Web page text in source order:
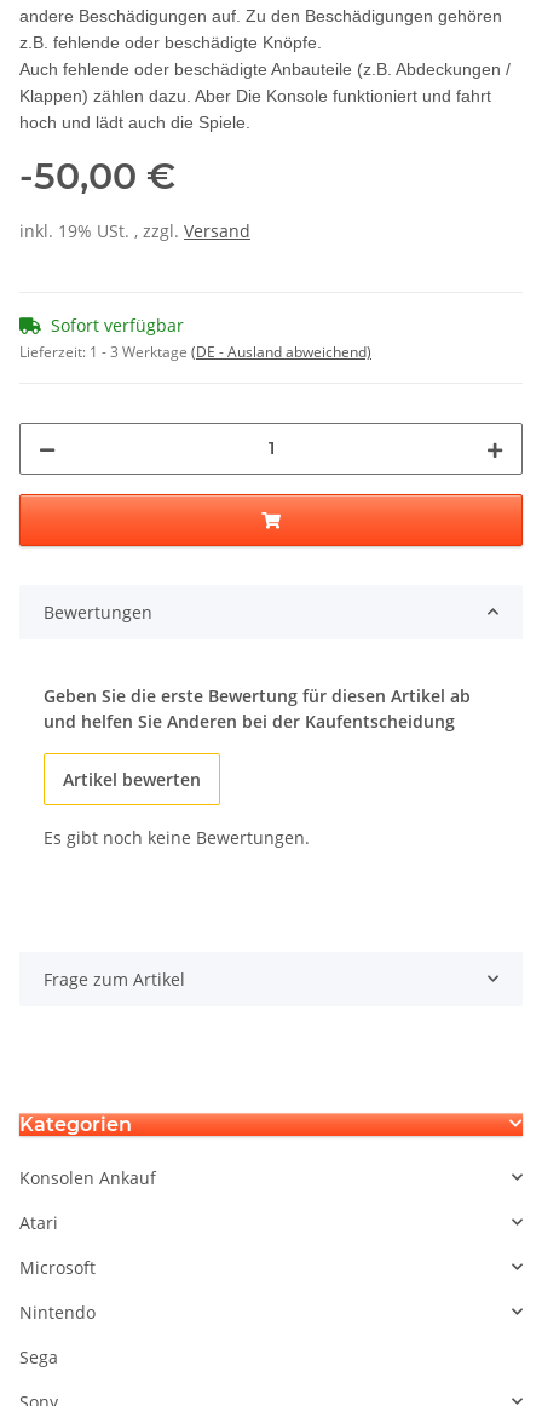
andere Beschädigungen auf. Zu den Beschädigungen gehören
z.B. fehlende oder beschädigte Knöpfe.
Auch fehlende oder beschädigte Anbauteile (z.B. Abdeckungen /
Klappen) zählen dazu. Aber Die Konsole funktioniert und fahrt
hoch und lädt auch die Spiele.
-50,00 €
inkl. 19% USt. , zzgl. Versand
Sofort verfügbar
Lieferzeit: 1 - 3 Werktage (DE - Ausland abweichend)
Bewertungen
Geben Sie die erste Bewertung für diesen Artikel ab
und helfen Sie Anderen bei der Kaufentscheidung
Artikel bewerten
Es gibt noch keine Bewertungen.
Frage zum Artikel
Kategorien
Konsolen Ankauf
Atari
Microsoft
Nintendo
Sega